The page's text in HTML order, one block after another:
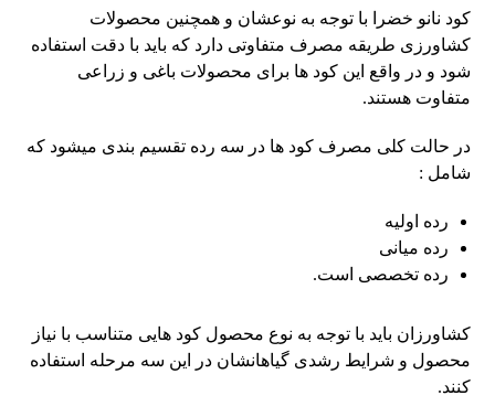
کود نانو خضرا با توجه به نوعشان و همچنین محصولات
کشاورزی طریقه مصرف متفاوتی دارد که باید با دقت استفاده
شود و در واقع این کود ها برای محصولات باغی و زراعی
متفاوت هستند.
در حالت کلی مصرف کود ها در سه رده تقسیم بندی میشود که
شامل :
رده اولیه
رده میانی
رده تخصصی است.
کشاورزان باید با توجه به نوع محصول کود هایی متناسب با نیاز
محصول و شرایط رشدی گیاهانشان در این سه مرحله استفاده
کنند.